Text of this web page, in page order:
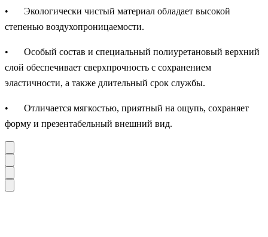
•
Экологически чистый материал обладает высокой
степенью воздухопроницаемости.
•
Особый состав и специальный полиуретановый верхний
слой обеспечивает сверхпрочность с сохранением
эластичности, а также длительный срок службы.
•
Отличается мягкостью, приятный на ощупь, сохраняет
форму и презентабельный внешний вид.